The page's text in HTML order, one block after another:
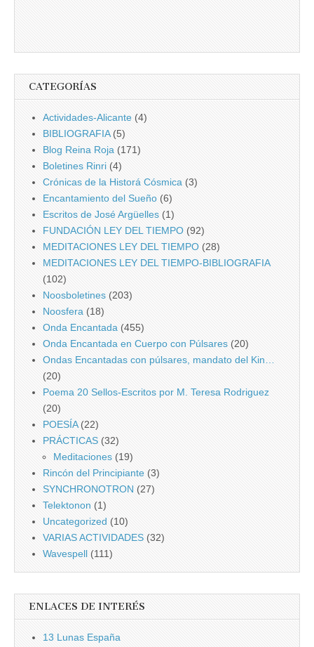
CATEGORÍAS
Actividades-Alicante (4)
BIBLIOGRAFIA(5)
Blog Reina Roja (171)
Boletines Rinri (4)
Crónicas de la Historá Cósmica (3)
Encantamiento del Sueño (6)
Escritos de José Argüelles (1)
FUNDACIÓN LEY DEL TIEMPO (92)
MEDITACIONES LEY DEL TIEMPO (28)
MEDITACIONES LEY DEL TIEMPO-BIBLIOGRAFIA
(102)
Noosboletines (203)
Noosfera (18)
Onda Encantada (455)
Onda Encantada en Cuerpo con Púlsares (20)
Ondas Encantadas con púlsares, mandato del Kin…
(20)
Poema 20 Sellos-Escritos por M. Teresa Rodriguez
(20)
POESÍA(22)
PRÁCTICAS (32)
Meditaciones (19)
Rincón del Principiante (3)
SYNCHRONOTRON (27)
Telektonon (1)
Uncategorized (10)
VARIAS ACTIVIDADES (32)
Wavespell (111)
ENLACES DE INTERÉS
13 Lunas España